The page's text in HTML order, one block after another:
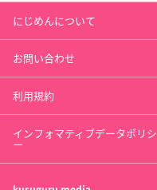
にじめんについて
お問い合わせ
利用規約
インフォマティブデータポリシ
ー